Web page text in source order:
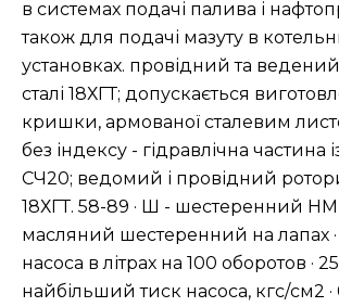
в системах подачі палива і
також для подачі мазуту в
установках. провідний та ведений
сталі 18ХГТ; допускається
кришки, армованої сталевим
без індексу - гідравлічна частина
СЧ20; ведомий і провідний ротори
18ХГТ. 58-89 · Ш - шестеренний
масляний шестеренний на лапах
насоса в літрах на 100 оборотов ·
найбільший тиск насоса, кгс/см2